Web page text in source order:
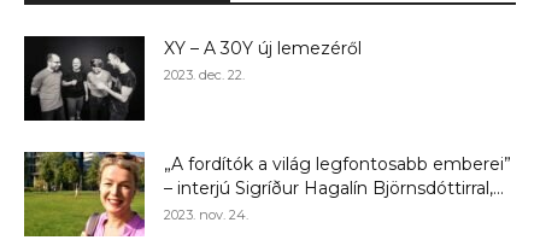
XY – A 30Y új lemezéről
2023. dec. 22.
„A fordítók a világ legfontosabb emberei”
– interjú Sigríður Hagalín Björnsdóttirral,...
2023. nov. 24.